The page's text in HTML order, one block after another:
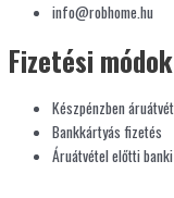
info@robhome.hu
Fizetési módok
Készpénzben
Bankkártyás fizetés
Áruátvétel előtti